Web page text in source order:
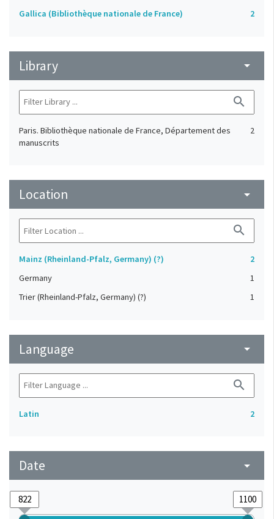
Gallica (Bibliothèque nationale de France) 2
Library arrow_drop_down
search
Paris. Bibliothèque nationale de France, Département des
manuscrits
2
Location arrow_drop_down
search
Mainz (Rheinland-Pfalz, Germany) (?)
2
Germany
1
Trier (Rheinland-Pfalz, Germany) (?)
1
Language arrow_drop_down
search
Latin 2
Date arrow_drop_down